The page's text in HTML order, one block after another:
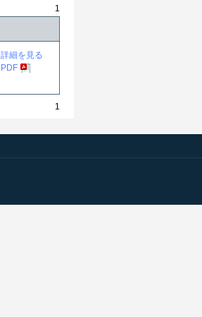
1
詳細を見る
PDF
1